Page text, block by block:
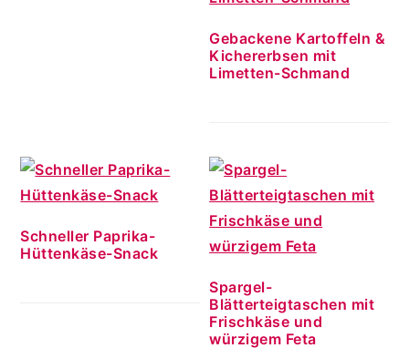
Gebackene Kartoffeln &
Kichererbsen mit
Limetten-Schmand
Schneller Paprika-
Hüttenkäse-Snack
Spargel-
Blätterteigtaschen mit
Frischkäse und
würzigem Feta